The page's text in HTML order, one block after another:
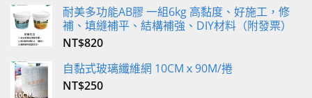
耐美多功能AB膠 一組6kg 高黏度、好施工，修
補、填縫補平、結構補強、DIY材料（附發票）
NT$820
自黏式玻璃纖維網 10CMｘ90M/捲
NT$250